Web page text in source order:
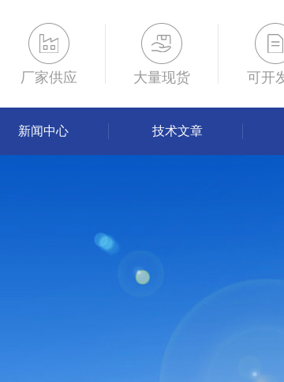
厂家供应 大量现货 可开
新闻中心 技术文章